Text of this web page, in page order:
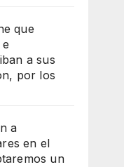
que
a sus
por los
a
en el
un